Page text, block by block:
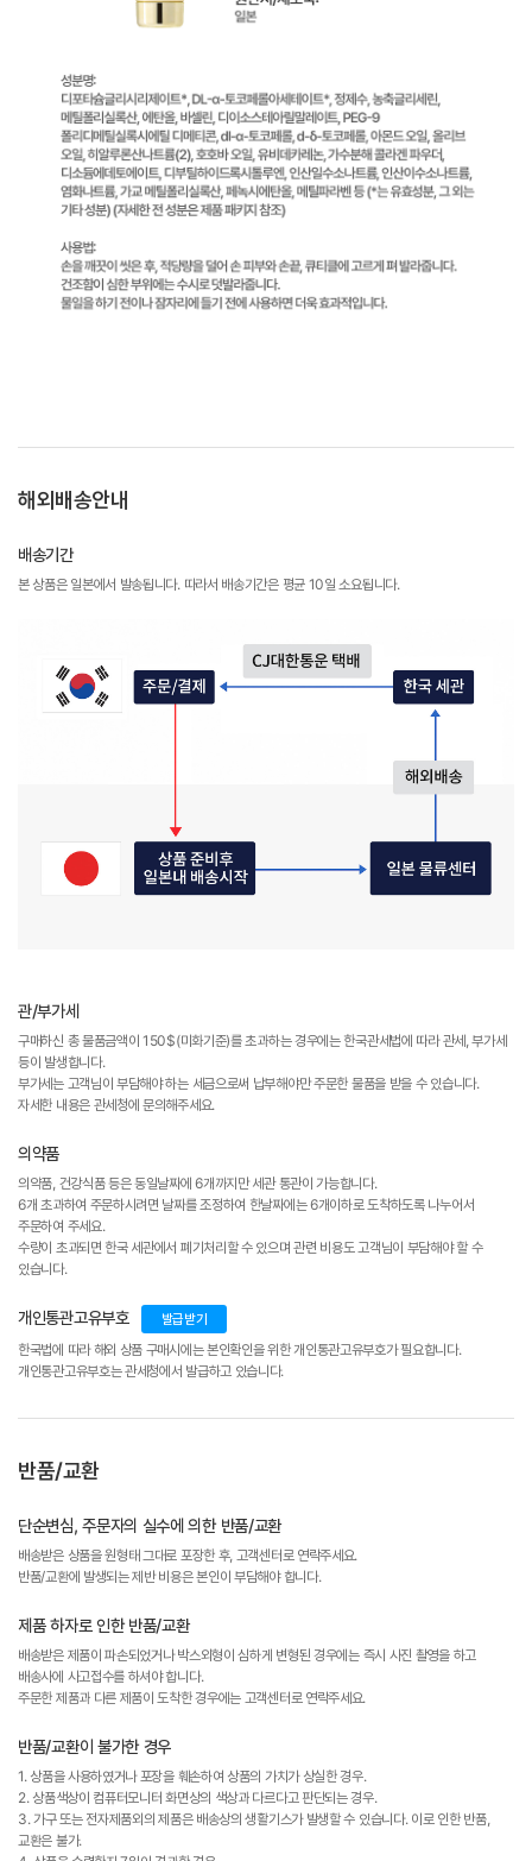
해외배송안내
배송기간
본 상품은 일본에서 발송됩니다. 따라서 배송기간은 평균 10일 소요됩니다.
관/부가세
구매하신 총 물품금액이 150$(미화기준)를 초과하는 경우에는 한국관세법에 따라 관세, 부가세
등이 발생합니다.
부가세는 고객님이 부담해야 하는 세금으로써 납부해야만 주문한 물품을 받을 수 있습니다.
자세한 내용은 관세청에 문의해주세요.
의약품
의약품, 건강식품 등은 동일날짜에 6개까지만 세관 통관이 가능합니다.
6개 초과하여 주문하시려면 날짜를 조정하여 한날짜에는 6개이하로 도착하도록 나누어서
주문하여 주세요.
수량이 초과되면 한국 세관에서 폐기처리할 수 있으며 관련 비용도 고객님이 부담해야 할 수
있습니다.
개인통관고유부호 발급받기
한국법에 따라 해외 상품 구매시에는 본인확인을 위한 개인통관고유부호가 필요합니다.
개인통관고유부호는 관세청에서 발급하고 있습니다.
반품/교환
단순변심, 주문자의 실수에 의한 반품/교환
배송받은 상품을 원형태 그대로 포장한 후, 고객센터로 연락주세요.
반품/교환에 발생되는 제반 비용은 본인이 부담해야 합니다.
제품 하자로 인한 반품/교환
배송받은 제품이 파손되었거나 박스외형이 심하게 변형된 경우에는 즉시 사진 촬영을 하고
배송사에 사고접수를 하셔야 합니다.
주문한 제품과 다른 제품이 도착한 경우에는 고객센터로 연락주세요.
반품/교환이 불가한 경우
1. 상품을 사용하였거나 포장을 훼손하여 상품의 가치가 상실한 경우.
2. 상품색상이 컴퓨터모니터 화면상의 색상과 다르다고 판단되는 경우.
3. 가구 또는 전자제품외의 제품은 배송상의 생활기스가 발생할 수 있습니다. 이로 인한 반품,
교환은 불가.